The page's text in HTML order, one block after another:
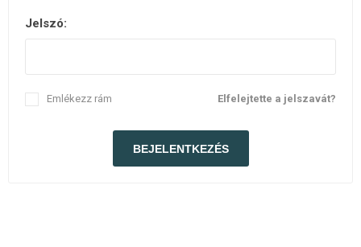
Jelszó:
Elfelejtette a jelszavát?
Emlékezz rám